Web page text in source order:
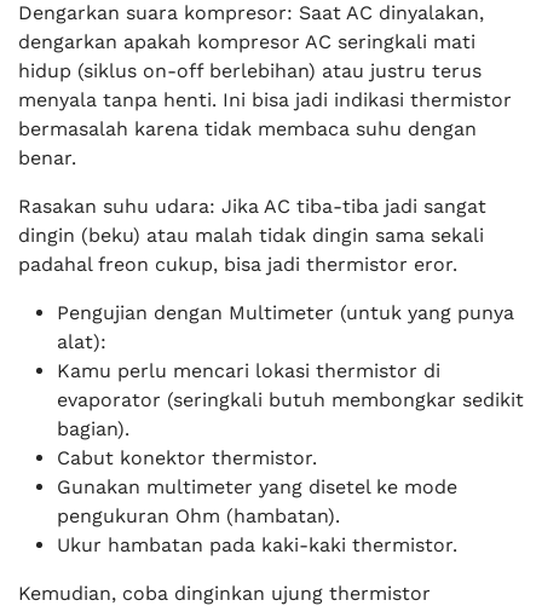
Dengarkan suara kompresor: Saat AC dinyalakan,
dengarkan apakah kompresor AC seringkali mati
hidup (siklus on-off berlebihan) atau justru terus
menyala tanpa henti. Ini bisa jadi indikasi thermistor
bermasalah karena tidak membaca suhu dengan
benar.
Rasakan suhu udara: Jika AC tiba-tiba jadi sangat
dingin (beku) atau malah tidak dingin sama sekali
padahal freon cukup, bisa jadi thermistor eror.
Pengujian dengan Multimeter (untuk yang punya
alat):
Kamu perlu mencari lokasi thermistor di
evaporator (seringkali butuh membongkar sedikit
bagian).
Cabut konektor thermistor.
Gunakan multimeter yang disetel ke mode
pengukuran Ohm (hambatan).
Ukur hambatan pada kaki-kaki thermistor.
Kemudian, coba dinginkan ujung thermistor